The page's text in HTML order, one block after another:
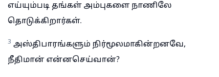
எய்யும்படி தங்கள் அம்புகளை நாணிலே
தொடுக்கிறார்கள்.
3 அஸ்திபாரங்களும் நிர்மூலமாகின்றனவே,
நீதிமான் என்னசெய்வான்?